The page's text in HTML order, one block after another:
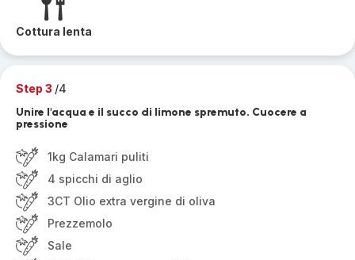
Cottura lenta
Step 3 /4
Unire l'acqua e il succo di limone spremuto. Cuocere a
pressione
1kg Calamari puliti
4 spicchi di aglio
3CT Olio extra vergine di oliva
Prezzemolo
Sale